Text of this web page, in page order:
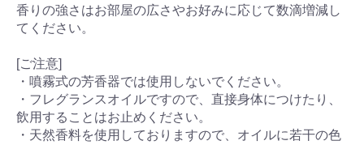
香りの強さはお部屋の広さやお好みに応じて数滴増減し
てください。
[ご注意]
・噴霧式の芳香器では使用しないでください。
・フレグランスオイルですので、直接身体につけたり、
飲用することはお止めください。
・天然香料を使用しておりますので、オイルに若干の色